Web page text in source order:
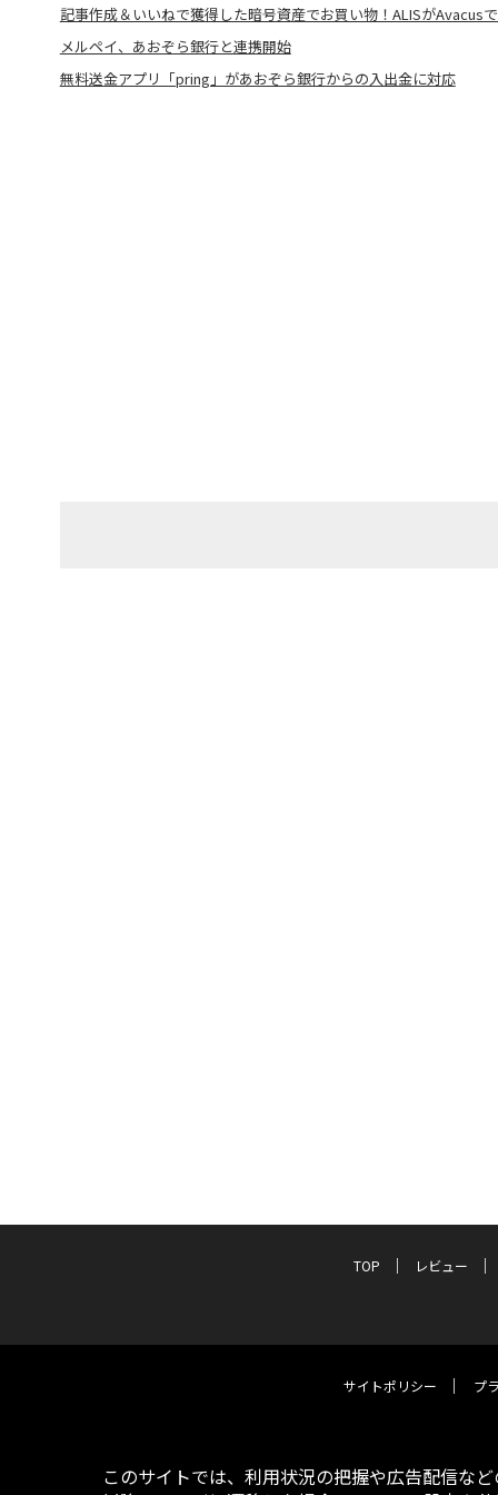
記事作成＆いいねで獲得した暗号資産でお買い物！ALISがAvacus
メルペイ、あおぞら銀行と連携開始
無料送金アプリ「pring」があおぞら銀行からの入出金に対応
TOP レビュー
サイトポリシー プ
このサイトでは、利用状況の把握や広告配信な